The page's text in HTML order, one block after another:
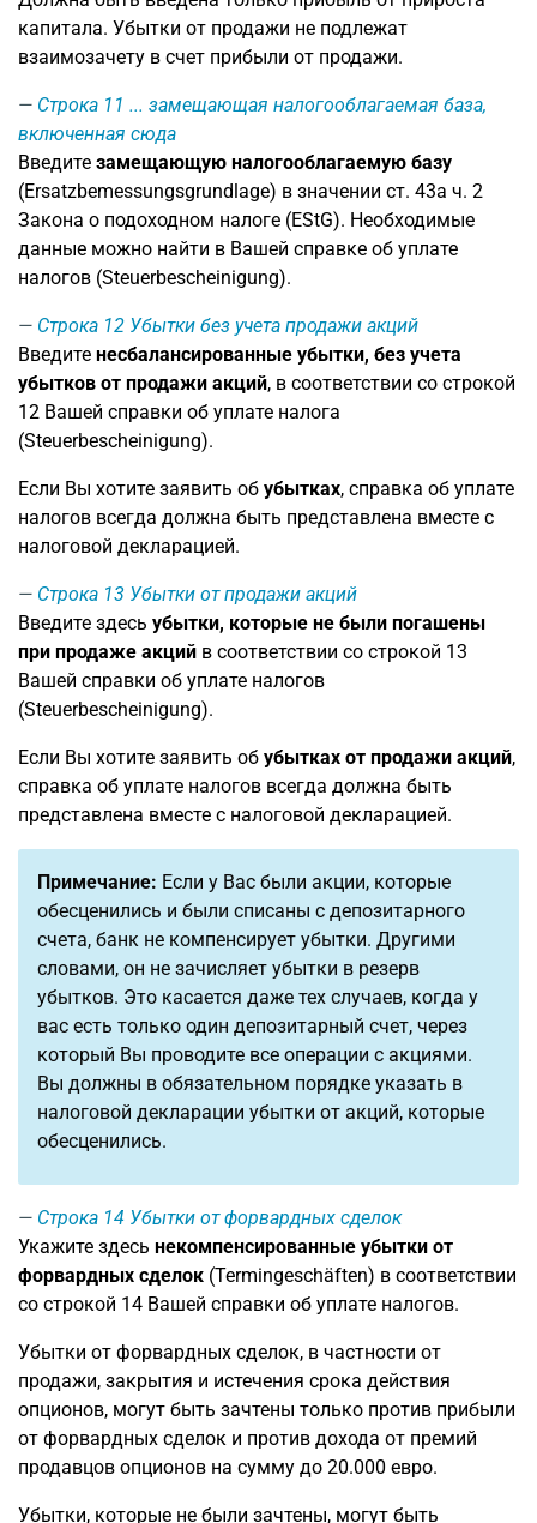
капитала. Убытки от продажи не подлежат
взаимозачету в счет прибыли от продажи.
Строка 11 ... замещающая налогооблагаемая база,
включенная сюда
Введите замещающую налогооблагаемую базу
(Ersatzbemessungsgrundlage) в значении ст. 43a ч. 2
Закона о подоходном налоге (EStG). Необходимые
данные можно найти в Вашей справке об уплате
налогов (Steuerbescheinigung).
Строка 12 Убытки без учета продажи акций
Введите несбалансированные убытки, без учета
убытков от продажи акций, в соответствии со строкой
12 Вашей справки об уплате налога
(Steuerbescheinigung).
Если Вы хотите заявить об убытках, справка об уплате
налогов всегда должна быть представлена вместе с
налоговой декларацией.
Строка 13 Убытки от продажи акций
Введите здесь убытки, которые не были погашены
при продаже акций в соответствии со строкой 13
Вашей справки об уплате налогов
(Steuerbescheinigung).
Если Вы хотите заявить об убытках от продажи акций,
справка об уплате налогов всегда должна быть
представлена вместе с налоговой декларацией.
Примечание: Если у Вас были акции, которые
обесценились и были списаны с депозитарного
счета, банк не компенсирует убытки. Другими
словами, он не зачисляет убытки в резерв
убытков. Это касается даже тех случаев, когда у
вас есть только один депозитарный счет, через
который Вы проводите все операции с акциями.
Вы должны в обязательном порядке указать в
налоговой декларации убытки от акций, которые
обесценились.
Строка 14 Убытки от форвардных сделок
Укажите здесь некомпенсированные убытки от
форвардных сделок (Termingeschäften) в соответствии
со строкой 14 Вашей справки об уплате налогов.
Убытки от форвардных сделок, в частности от
продажи, закрытия и истечения срока действия
опционов, могут быть зачтены только против прибыли
от форвардных сделок и против дохода от премий
продавцов опционов на сумму до 20.000 евро.
Убытки, которые не были зачтены, могут быть